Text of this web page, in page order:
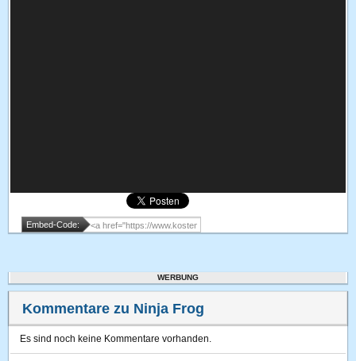
Embed-Code:
WERBUNG
Kommentare zu Ninja Frog
Es sind noch keine Kommentare vorhanden.